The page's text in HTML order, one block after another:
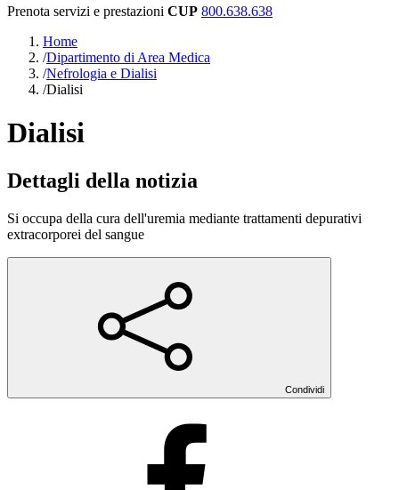
Prenota servizi e prestazioni CUP 800.638.638
Home
/Dipartimento di Area Medica
/Nefrologia e Dialisi
/Dialisi
Dialisi
Dettagli della notizia
Si occupa della cura dell'uremia mediante trattamenti depurativi
extracorporei del sangue
Condividi